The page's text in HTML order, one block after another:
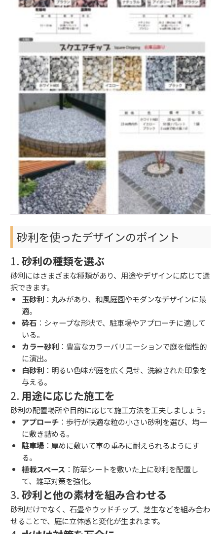
砂利を使ったデザインのポイント
1. 砂利の種類を選ぶ
砂利にはさまざまな種類があり、用途やデザインに応じて選
択できます。
玉砂利 ：丸みがあり、和風庭園やモダンなデザインに最
適。
砕石 ：シャープな形状で、駐車場やアプローチに適して
いる。
カラー砂利 ：豊富なカラーバリエーションで庭を個性的
に演出。
白砂利 ：明るい色味が庭を広く見せ、洗練された印象を
与える。
2. 用途に応じた施工を
砂利の配置場所や目的に応じて施工方法を工夫しましょう。
アプローチ ：歩行が快適な粒の小さい砂利を選び、均一
に敷き詰める。
駐車場 ：厚めに敷いて車の重みに耐えられるようにす
る。
植栽スペース ：防草シートを敷いた上に砂利を配置し
て、雑草対策を強化。
3. 砂利と他の素材を組み合わせる
砂利だけでなく、石畳やウッドチップ、芝生などを組み合わ
せることで、庭に立体感と変化が生まれます。